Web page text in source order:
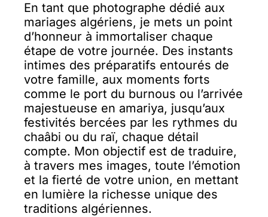
En tant que photographe dédié aux
mariages algériens, je mets un point
d’honneur à immortaliser chaque
étape de votre journée. Des instants
intimes des préparatifs entourés de
votre famille, aux moments forts
comme le port du burnous ou l’arrivée
majestueuse en amariya, jusqu’aux
festivités bercées par les rythmes du
chaâbi ou du raï, chaque détail
compte. Mon objectif est de traduire,
à travers mes images, toute l’émotion
et la fierté de votre union, en mettant
en lumière la richesse unique des
traditions algériennes.